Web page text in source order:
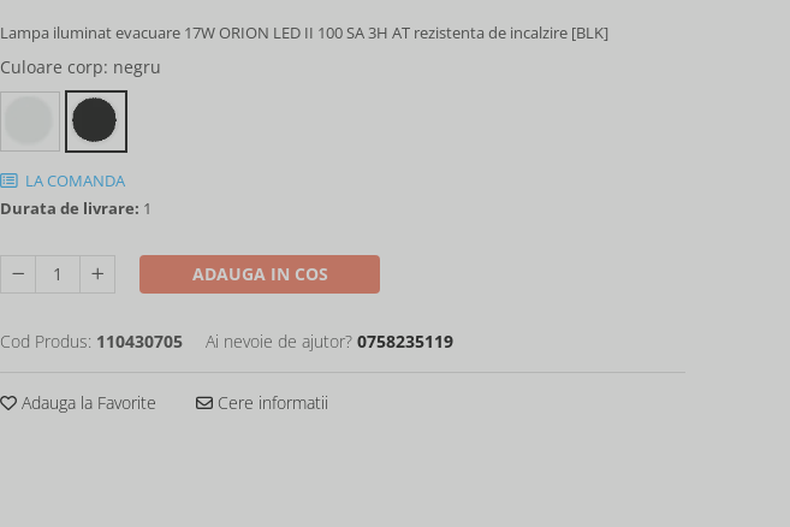
Lampa iluminat evacuare 17W ORION LED II 100 SA 3H AT rezistenta de incalzire [BLK]
Culoare corp: negru
LA COMANDA
Durata de livrare: 1
ADAUGA IN COS
Cod Produs: 110430705 Ai nevoie de ajutor? 0758235119
Adauga la Favorite Cere informatii